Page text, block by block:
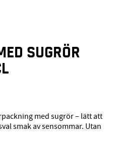
SUGRÖR
med sugrör – lätt att
smak av sensommar. Utan